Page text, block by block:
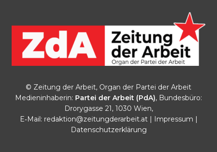
© Zeitung der Arbeit, Organ der Partei der Arbeit
Medieninhaberin: Partei der Arbeit (PdA), Bundesbüro:
Drorygasse 21, 1030 Wien,
E‑Mail: redaktion@zeitungderarbeit.at| Impressum
Datenschutzerklärung